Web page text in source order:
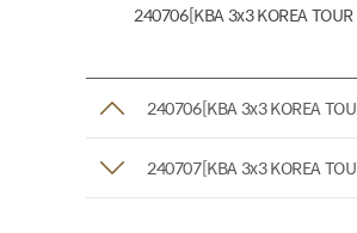
240706[KBA 3x3 KOREA
240706[KBA 3x3 KOREA
240707[KBA 3x3 KOREA